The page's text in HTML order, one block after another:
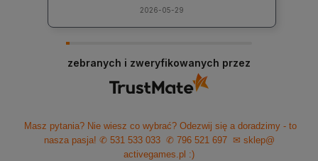
2026-05-29
zebranych i zweryfikowanych przez
Masz pytania? Nie wiesz co wybrać? Odezwij się a doradzimy - to
nasza pasja! ✆ 531 533 033 ✆ 796 521 697
✉ sklep@
activegames.pl :)